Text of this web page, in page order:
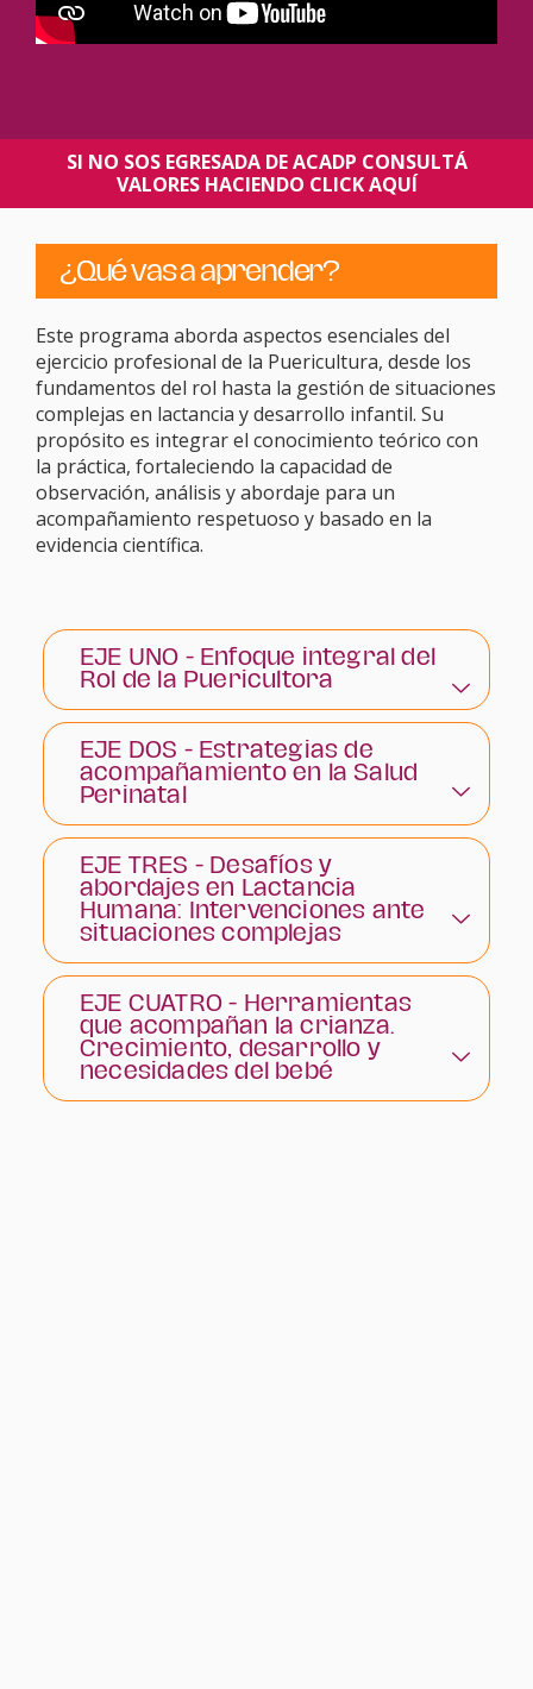
SI NO SOS EGRESADA DE ACADP CONSULTÁ
VALORES HACIENDO CLICK AQUÍ
¿Qué vas a aprender?
Este programa aborda aspectos esenciales del
ejercicio profesional de la Puericultura, desde los
fundamentos del rol hasta la gestión de situaciones
complejas en lactancia y desarrollo infantil. Su
propósito es integrar el conocimiento teórico con
la práctica, fortaleciendo la capacidad de
observación, análisis y abordaje para un
acompañamiento respetuoso y basado en la
evidencia científica.
EJE UNO - Enfoque integral del
Rol de la Puericultora
EJE DOS - Estrategias de
acompañamiento en la Salud
Perinatal
EJE TRES - Desafíos y
abordajes en Lactancia
Humana: Intervenciones ante
situaciones complejas
EJE CUATRO - Herramientas
que acompañan la crianza.
Crecimiento, desarrollo y
necesidades del bebé